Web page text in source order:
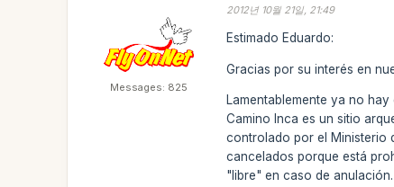
Messages: 825
2012년 10월 21일, 21:49
Estimado Eduardo:
Gracias por su interés en
Lamentablemente ya no
Camino Inca es un sitio
controlado por el Ministerio
cancelados porque está
"libre" en caso de anulación.